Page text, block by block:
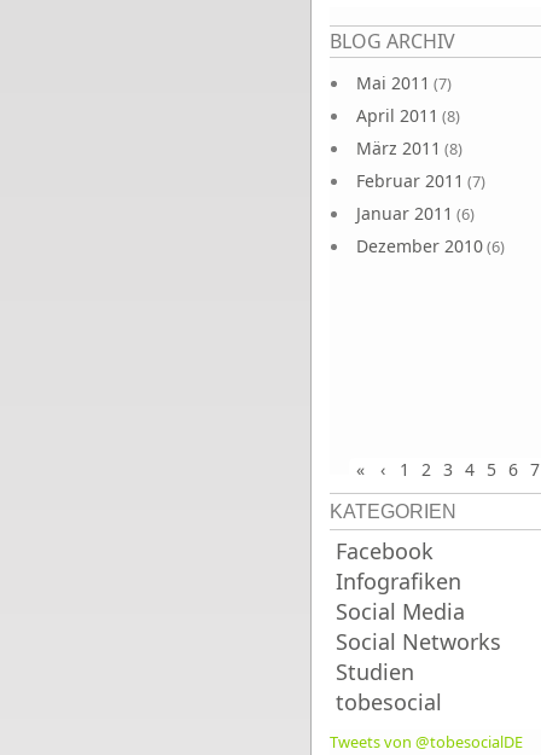
BLOG ARCHIV
Mai 2011 (7)
April 2011 (8)
März 2011 (8)
Februar 2011 (7)
Januar 2011 (6)
Dezember 2010(6)
Seiten
« ‹ 1 2 3 4 5 6 7
KATEGORIEN
Facebook
Infografiken
Social Media
Social Networks
Studien
tobesocial
Tweets von @tobesocialDE